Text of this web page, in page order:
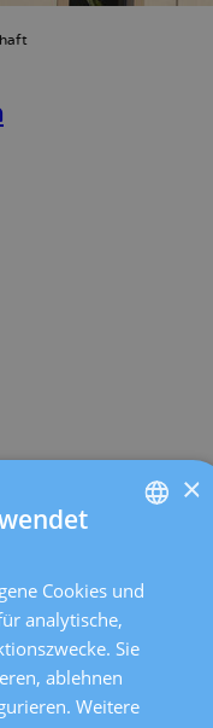
CATALÀ
DEUTSCH
×
Cookies und
analytische,
Sie
ablehnen
Weitere